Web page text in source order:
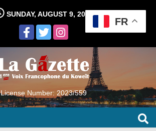
SUNDAY, AUGUST 9, 2026
License Number: 2023/559
FR